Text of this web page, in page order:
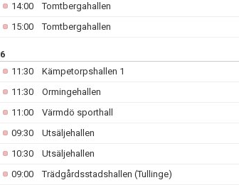
14:00Tomtbergahallen
15:00Tomtbergahallen
11:30 Kämpetorpshallen 1
11:30 Ormingehallen
11:00 Värmdö sporthall
09:30 Utsäljehallen
10:30 Utsäljehallen
09:00Trädgårdsstadshallen (Tullinge)